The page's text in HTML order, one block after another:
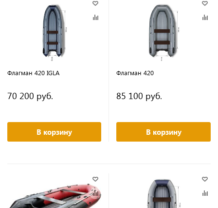
Флагман 420 IGLA
70 200 руб.
В корзину
Флагман 420
85 100 руб.
В корзину